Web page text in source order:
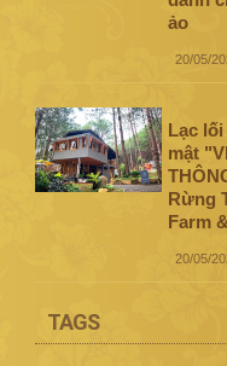
ảo
20/05/
Lạc
mật
Rừng
Farm
20/05/
TAGS